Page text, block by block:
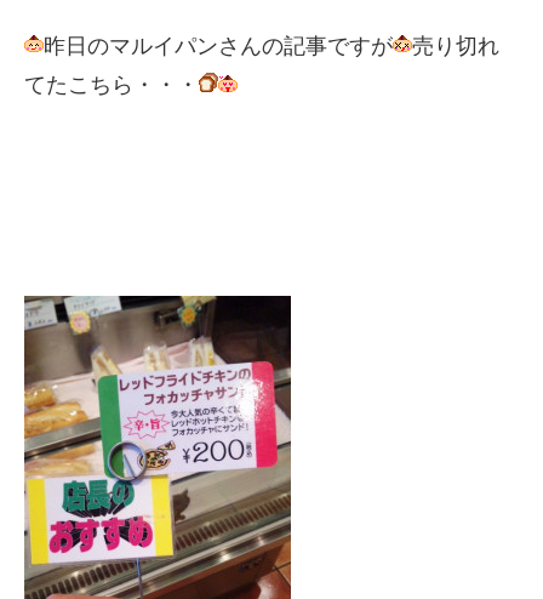
昨日のマルイパンさんの記事ですが
売り切れ
てたこちら・・・